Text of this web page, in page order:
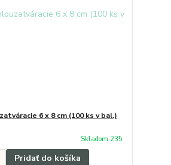
6 x 8 cm (100 ks v bal.)
Skladom 235
Pridať do košíka